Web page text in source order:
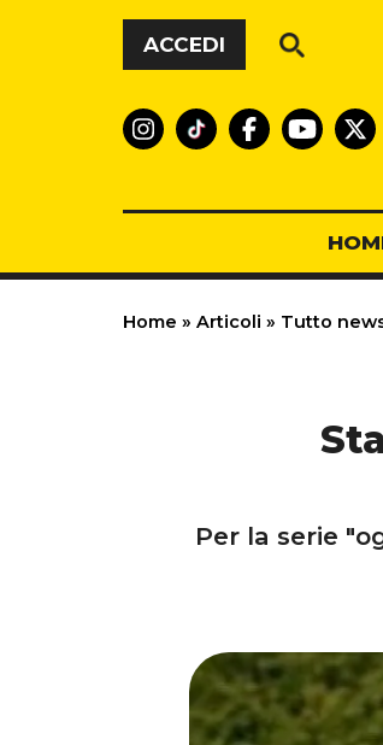
Vai al contenuto
ACCEDI
Home » Articoli » Tutto
Per la serie